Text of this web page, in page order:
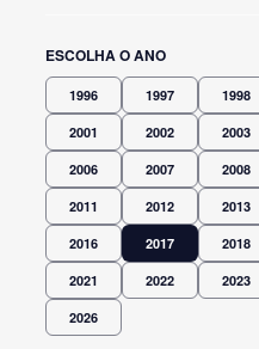
ESCOLHA O ANO
1996 1997 1998
2001 2002 2003
2006 2007 2008
2011 2012 2013
2016 2017 2018
2021 2022 2023
2026